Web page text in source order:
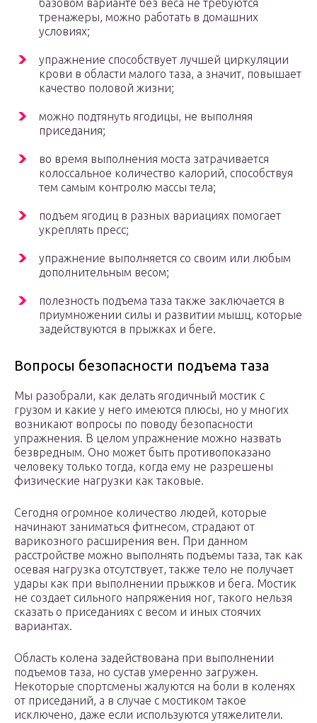
базовом варианте без веса не требуются
тренажеры, можно работать в домашних
условиях;
упражнение способствует лучшей циркуляции
крови в области малого таза, а значит, повышает
качество половой жизни;
можно подтянуть ягодицы, не выполняя
приседания;
во время выполнения моста затрачивается
колоссальное количество калорий, способствуя
тем самым контролю массы тела;
подъем ягодиц в разных вариациях помогает
укреплять пресс;
упражнение выполняется со своим или любым
дополнительным весом;
полезность подъема таза также заключается в
приумножении силы и развитии мышц, которые
задействуются в прыжках и беге.
Вопросы безопасности подъема таза
Мы разобрали, как делать ягодичный мостик с
грузом и какие у него имеются плюсы, но у многих
возникают вопросы по поводу безопасности
упражнения. В целом упражнение можно назвать
безвредным. Оно может быть противопоказано
человеку только тогда, когда ему не разрешены
физические нагрузки как таковые.
Сегодня огромное количество людей, которые
начинают заниматься фитнесом, страдают от
варикозного расширения вен. При данном
расстройстве можно выполнять подъемы таза, так как
осевая нагрузка отсутствует, также тело не получает
удары как при выполнении прыжков и бега. Мостик
не создает сильного напряжения ног, такого нельзя
сказать о приседаниях с весом и иных стоячих
вариантах.
Область колена задействована при выполнении
подъемов таза, но сустав умеренно загружен.
Некоторые спортсмены жалуются на боли в коленях
от приседаний, а в случае с мостиком такое
исключено, даже если используются утяжелители.